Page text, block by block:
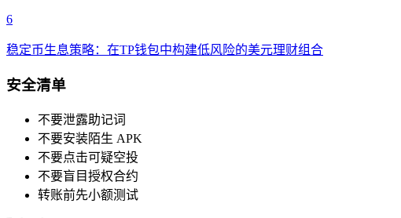
6
稳定币生息策略：在TP钱包中构建低风险的美元理财组合
安全清单
不要泄露助记词
不要安装陌生 APK
不要点击可疑空投
不要盲目授权合约
转账前先小额测试